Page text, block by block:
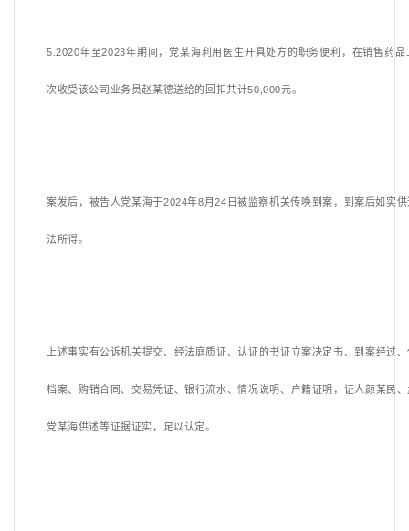
5.2020年至2023年期间，党某海利用医生开具处方的职务便利，在销售药
次收受该公司业务员赵某德送给的回扣共计50,000元。
案发后，被告人党某海于2024年8月24日被监察机关传唤到案，到案后如实
法所得。
上述事实有公诉机关提交、经法庭质证、认证的书证立案决定书、到案经过
档案、购销合同、交易凭证、银行流水、情况说明、户籍证明，证人颜某民
党某海供述等证据证实，足以认定。